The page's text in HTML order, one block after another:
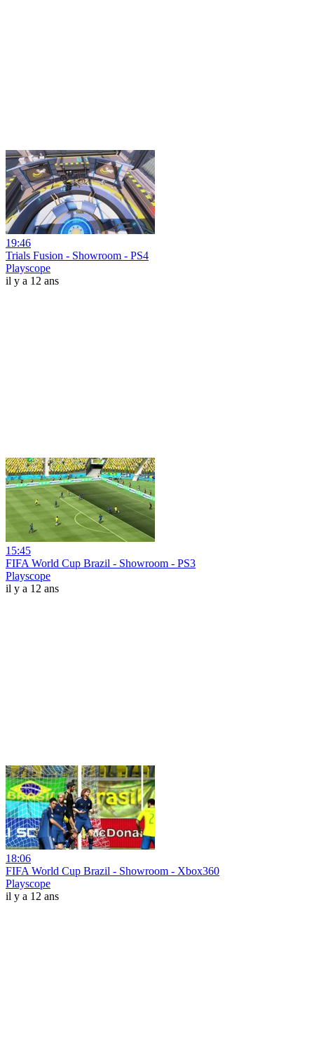
19:46
Trials Fusion - Showroom - PS4
Playscope
il y a 12 ans
15:45
FIFA World Cup Brazil - Showroom - PS3
Playscope
il y a 12 ans
18:06
FIFA World Cup Brazil - Showroom - Xbox360
Playscope
il y a 12 ans